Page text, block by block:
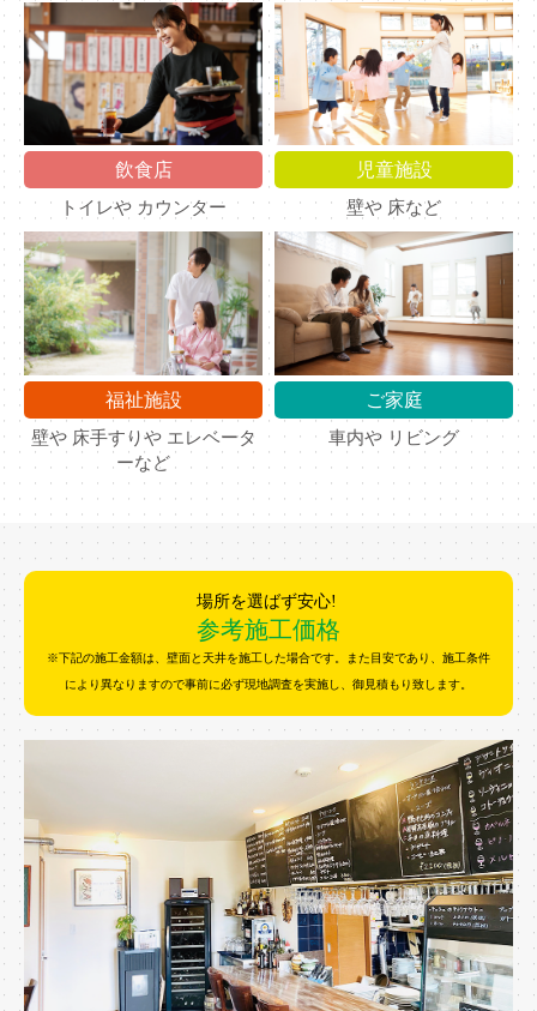
飲食店
トイレや カウンター
児童施設
壁や 床など
福祉施設
壁や 床手すりや エレベータ
ーなど
ご家庭
車内や リビング
場所を選ばず安心!
参考施工価格
※下記の施工金額は、壁面と天井を施工した場合です。また目安であり、施工条件
により異なりますので事前に必ず現地調査を実施し、御見積もり致します。